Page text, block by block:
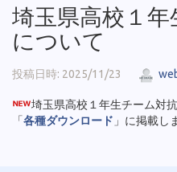
埼玉県高校１
について
投稿日時: 2025/11/23
埼玉県高校１年生チーム対
「各種ダウンロード 」に掲載し